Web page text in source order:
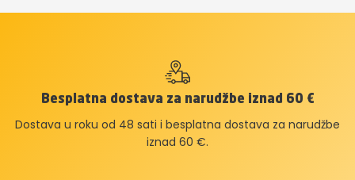
Besplatna dostava za narudžbe iznad 60 €
Dostava u roku od 48 sati i besplatna dostava za narudžbe
iznad 60 €.